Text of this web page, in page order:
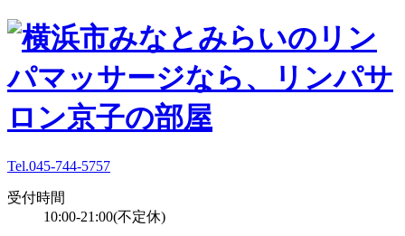
Tel.045-744-5757
受付時間
10:00-21:00(不定休)